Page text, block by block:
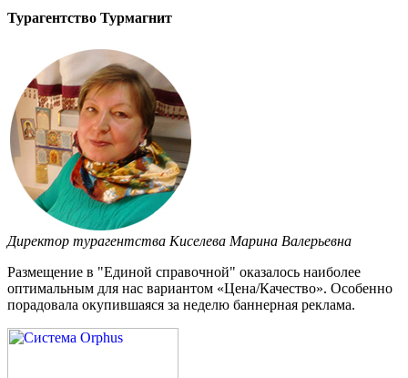
Турагентство Турмагнит
Директор турагентства Киселева Марина Валерьевна
Размещение в "Единой справочной" оказалось наиболее
оптимальным для нас вариантом «Цена/Качество». Особенно
порадовала окупившаяся за неделю баннерная реклама.